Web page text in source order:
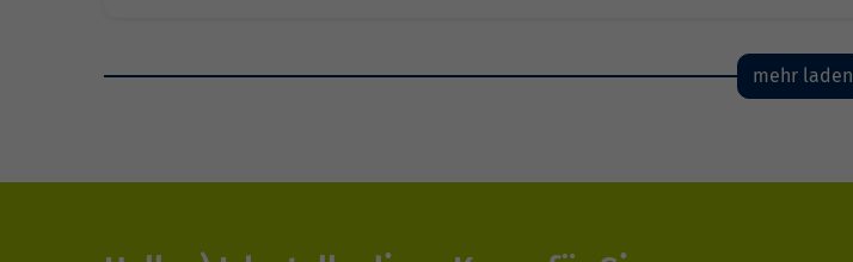
mehr laden